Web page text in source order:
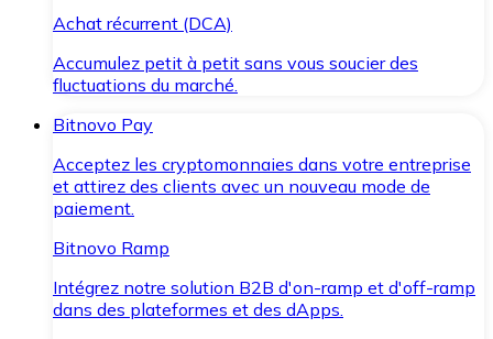
Achat récurrent (DCA)
Accumulez petit à petit sans vous soucier des
fluctuations du marché.
Bitnovo Pay
Acceptez les cryptomonnaies dans votre entreprise
et attirez des clients avec un nouveau mode de
paiement.
Bitnovo Ramp
Intégrez notre solution B2B d'on-ramp et d'off-ramp
dans des plateformes et des dApps.